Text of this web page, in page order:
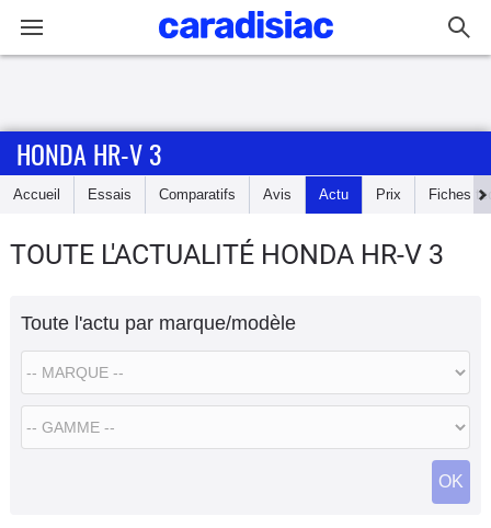
Accueil
Essais
Guide
d'achat
Electriques
HONDA HR-V 3
Accueil Essais Comparatifs Avis Actu Prix Fiches
TOUTE L'ACTUALITÉ HONDA HR-V 3
Toute l'actu par marque/modèle
OK